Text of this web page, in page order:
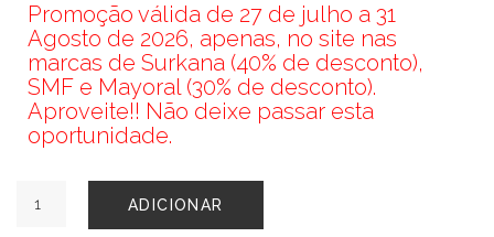
Promoção válida de 27 de julho a 31
Agosto de 2026, apenas, no site nas
marcas de Surkana (40% de desconto),
SMF e Mayoral (30% de desconto).
Aproveite!! Não deixe passar esta
oportunidade.
de
ADICIONAR